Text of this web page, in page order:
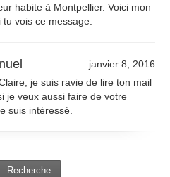
habite à Montpellier. Voici mon
vois ce message.
janvier 8, 2016
je suis ravie de lire ton mail
je veux aussi faire de votre
suis intéressé.
Recherche